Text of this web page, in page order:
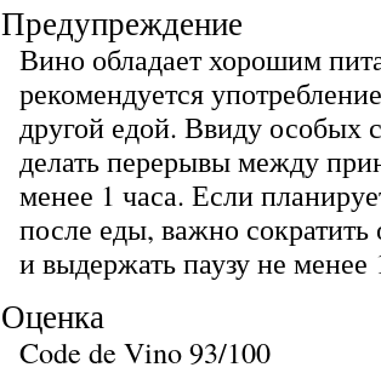
Предупреждение
Вино обладает хорошим
рекомендуется
другой едой. Ввиду особых
делать перерывы между
менее 1 часа. Если
после еды, важно
и выдержать паузу не менее
Оценка
Code de Vino 93/100